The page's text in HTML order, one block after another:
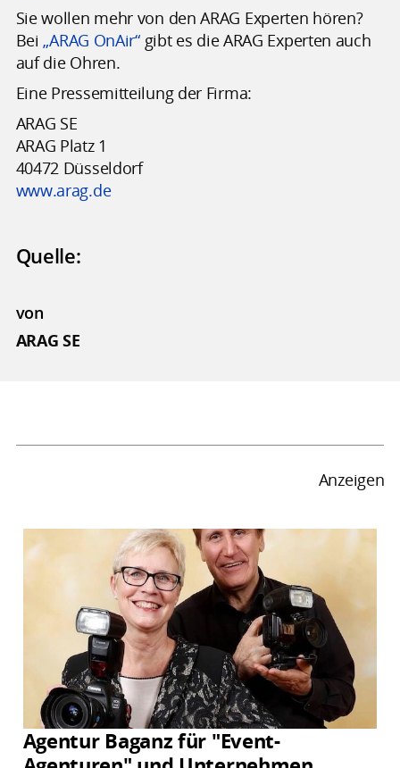
Sie wollen mehr von den ARAG Experten hören?
Bei„ARAG OnAir“gibt es die ARAG Experten auch
auf die Ohren.
Eine Pressemitteilung der Firma:
ARAG SE
ARAG Platz 1
40472 Düsseldorf
www.arag.de
Quelle:
von
ARAG SE
Anzeigen
Agentur Baganz für "Event-